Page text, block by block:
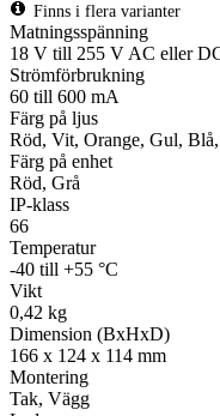
Finns i flera varianter
Matningsspänning
18 V till 255 V AC eller
Strömförbrukning
60 till 600 mA
Färg på ljus
Röd, Vit, Orange, Gul,
Färg på enhet
Röd, Grå
IP-klass
66
Temperatur
-40 till +55 °C
Vikt
0,42 kg
Dimension (BxHxD)
166 x 124 x 114 mm
Montering
Tak, Vägg